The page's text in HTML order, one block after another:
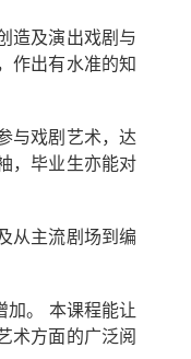
造及演出戏剧与
作出有水准的知
与戏剧艺术，达
，毕业生亦能对
从主流剧场到编
加。 本课程能让
术方面的广泛阅